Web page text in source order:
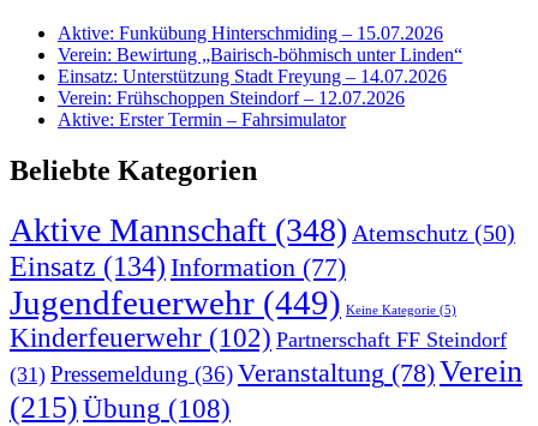
Aktive: Funkübung Hinterschmiding – 15.07.2026
Verein: Bewirtung „Bairisch-böhmisch unter Linden“
Einsatz: Unterstützung Stadt Freyung – 14.07.2026
Verein: Frühschoppen Steindorf – 12.07.2026
Aktive: Erster Termin – Fahrsimulator
Beliebte Kategorien
Aktive Mannschaft (348) Atemschutz (50)
Einsatz (134) Information (77)
Jugendfeuerwehr (449) Keine Kategorie (5)
Kinderfeuerwehr (102) Partnerschaft FF Steindorf
(31) Pressemeldung (36)Veranstaltung (78)Verein
(215)Übung (108)